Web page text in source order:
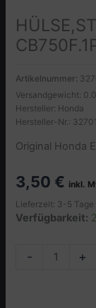
Artikelnummer:
Versandgewicht:
Hersteller: Honda
Hersteller-Nr.:
Original Honda
3,50 € inkl.
Lieferzeit: 3-5 Tage
Verfügbarkeit:
- +